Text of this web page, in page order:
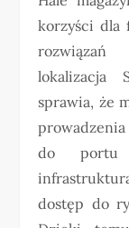
korzyści dla
lokalizacja
sprawia, że
prowadzenia
do portu
dostęp do